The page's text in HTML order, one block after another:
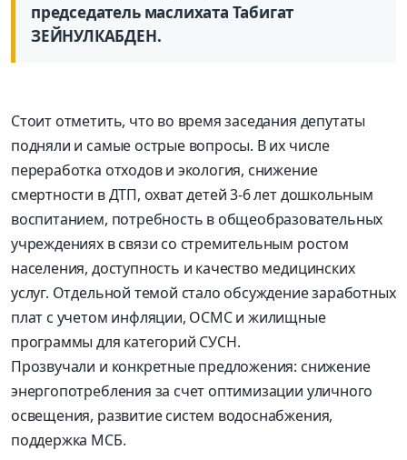
председатель маслихата Табигат
ЗЕЙНУЛКАБДЕН.
Стоит отметить, что во время заседания депутаты
подняли и самые острые вопросы. В их числе
переработка отходов и экология, снижение
смертности в ДТП, охват детей 3-6 лет дошкольным
воспитанием, потребность в общеобразовательных
учреждениях в связи со стремительным ростом
населения, доступность и качество медицинских
услуг. Отдельной темой стало обсуждение заработных
плат с учетом инфляции, ОСМС и жилищные
программы для категорий СУСН.
Прозвучали и конкретные предложения: снижение
энергопотребления за счет оптимизации уличного
освещения, развитие систем водоснабжения,
поддержка МСБ.